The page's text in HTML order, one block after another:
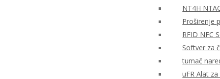
NT4H
Proširenje
RFID NFC
Softver za
tumač
uFR Alat